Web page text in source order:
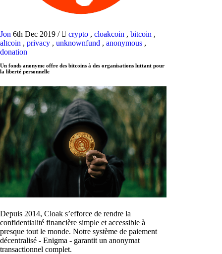
Jon 6th Dec 2019 / crypto , cloakcoin , bitcoin ,
altcoin , privacy , unknownfund , anonymous ,
donation
Un fonds anonyme offre des bitcoins à des organisations luttant pour
la liberté personnelle
Depuis 2014, Cloak s’efforce de rendre la
confidentialité financière simple et accessible à
presque tout le monde. Notre système de paiement
décentralisé - Enigma - garantit un anonymat
transactionnel complet.